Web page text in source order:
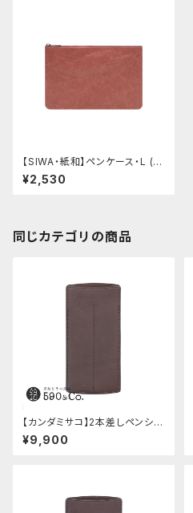
【SIWA・紙和】ペンケース・L (テ
ラコッタ)
¥2,530
同じカテゴリの商品
【カンダミサコ】2本差しペンシー
ス・ミネルバボックス (カスター
ニョ)
¥9,900